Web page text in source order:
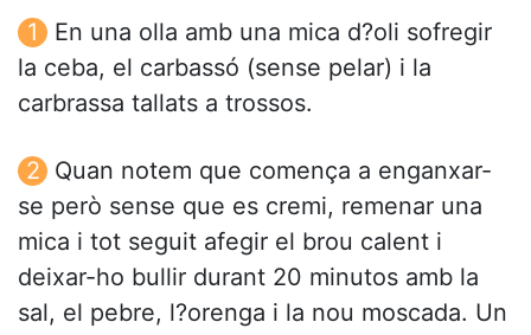
En una olla amb una mica d?oli sofregir
la ceba, el carbassó (sense pelar) i la
carbrassa tallats a trossos.
Quan notem que comença a enganxar-
se però sense que es cremi, remenar una
mica i tot seguit afegir el brou calent i
deixar-ho bullir durant 20 minutos amb la
sal, el pebre, l?orenga i la nou moscada. Un